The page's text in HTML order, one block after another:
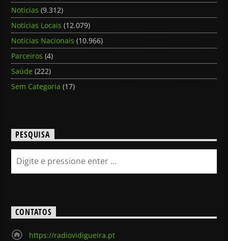
Noticias (9.312)
Notícias Locais (12.079)
Notícias Nacionais (10.966)
Parceiros (4)
Saúde (222)
Sem Categoria (17)
PESQUISA
CONTATOS
https://radiovidigueira.pt